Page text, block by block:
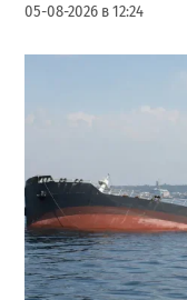
05-08-2026 в 12:24